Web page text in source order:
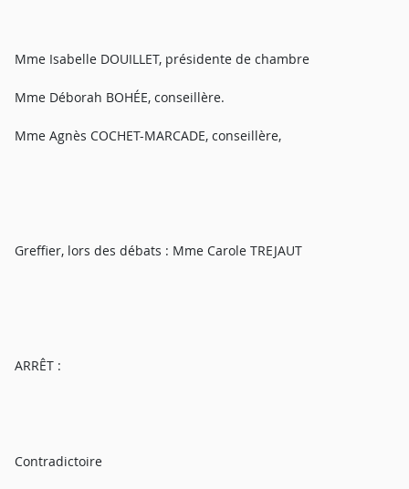
Mme Isabelle DOUILLET, présidente de chambre
Mme Déborah BOHÉE, conseillère.
Mme Agnès COCHET-MARCADE, conseillère,
Greffier, lors des débats : Mme Carole TREJAUT
ARRÊT :
Contradictoire